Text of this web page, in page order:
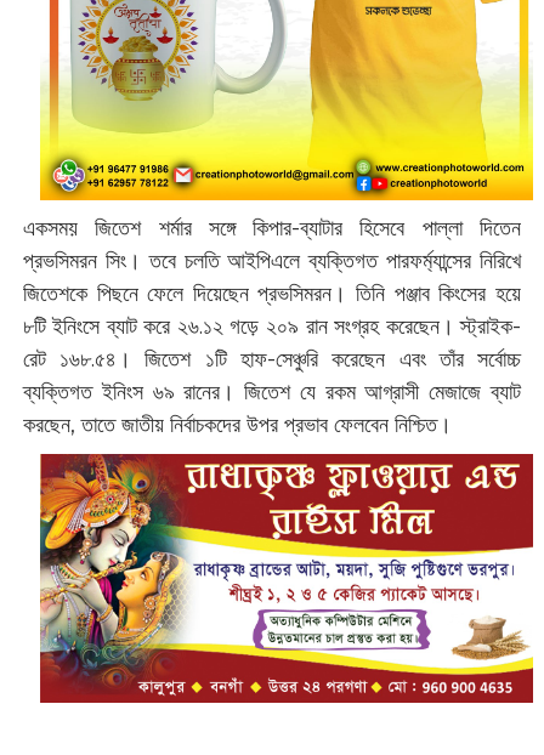
একসময় জিতেশ শর্মার সঙ্গে কিপার-ব্যাটার হিসেবে পাল্লা দিতেন
প্রভসিমরন সিং। তবে চলতি আইপিএলে ব্যক্তিগত পারফর্ম্যান্সের নিরিখে
জিতেশকে পিছনে ফেলে দিয়েছেন প্রভসিমরন। তিনি পঞ্জাব কিংসের হয়ে
৮টি ইনিংসে ব্যাট করে ২৬.১২ গড়ে ২০৯ রান সংগ্রহ করেছেন। স্ট্রাইক-
রেট ১৬৮.৫৪। জিতেশ ১টি হাফ-সেঞ্চুরি করেছেন এবং তাঁর সর্বোচ্চ
ব্যক্তিগত ইনিংস ৬৯ রানের। জিতেশ যে রকম আগ্রাসী মেজাজে ব্যাট
করছেন, তাতে জাতীয় নির্বাচকদের উপর প্রভাব ফেলবেন নিশ্চিত।